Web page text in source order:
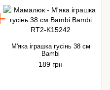
М'яка іграшка гусінь 38 см
Bambi
189 грн